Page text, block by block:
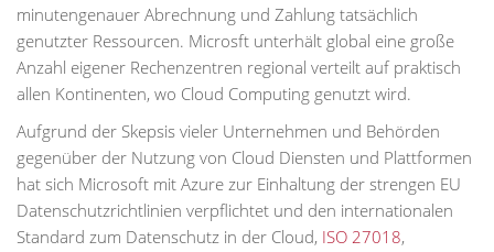
minutengenauer Abrechnung und Zahlung tatsächlich
genutzter Ressourcen. Microsft unterhält global eine große
Anzahl eigener Rechenzentren regional verteilt auf praktisch
allen Kontinenten, wo Cloud Computing genutzt wird.
Aufgrund der Skepsis vieler Unternehmen und Behörden
gegenüber der Nutzung von Cloud Diensten und Plattformen
hat sich Microsoft mit Azure zur Einhaltung der strengen EU
Datenschutzrichtlinien verpflichtet und den internationalen
Standard zum Datenschutz in der Cloud, ISO 27018,